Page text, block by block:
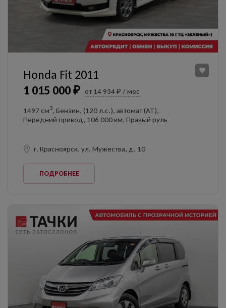
1 015 000 ₽ от 14 934 ₽ / мес
Honda Fit 2011
1497 см3, Бензин, (120 л.с.), автомат (AT),
Передний привод, 106 000 км, Правый руль
г. Красноярск, ул. Мужества, д. 10
ПОДРОБНЕЕ